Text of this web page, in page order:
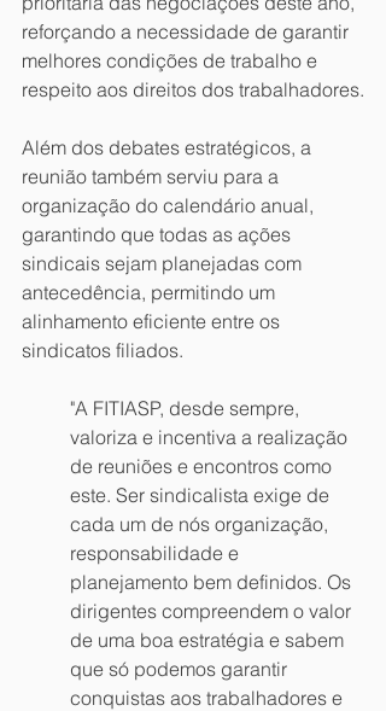
reforçando a necessidade de garantir
melhores condições de trabalho e
respeito aos direitos dos trabalhadores.
Além dos debates estratégicos, a
reunião também serviu para a
organização do calendário anual,
garantindo que todas as ações
sindicais sejam planejadas com
antecedência, permitindo um
alinhamento eficiente entre os
sindicatos filiados.
"A FITIASP, desde sempre,
valoriza e incentiva a realização
de reuniões e encontros como
este. Ser sindicalista exige de
cada um de nós organização,
responsabilidade e
planejamento bem definidos. Os
dirigentes compreendem o valor
de uma boa estratégia e sabem
que só podemos garantir
conquistas aos trabalhadores e